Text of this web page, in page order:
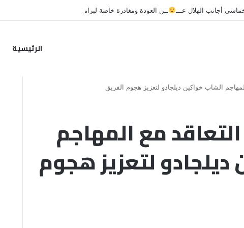
أجانب الهلال عـــ ــن العودة ومغادرة خاصة لبرامج الاستشفاء والتأهيل
الرئيسية
الشاب خواكين ديلجادو لتعزيز هجوم الفريق
مع المهاجم
لتعزيز هجوم